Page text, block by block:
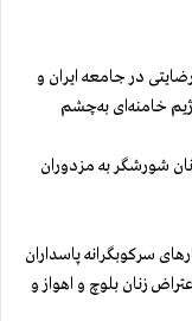
در جامعه ایران و
خامنه‌ای به‌چشم
شورشگر به ‌مزدوران
سرکوبگرانه پاسداران
زنان بلوچ و اهواز و